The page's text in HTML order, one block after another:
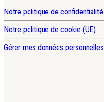
Notre politique de confidentialité
Notre politique de cookie (UE)
Gérer mes données personnelles